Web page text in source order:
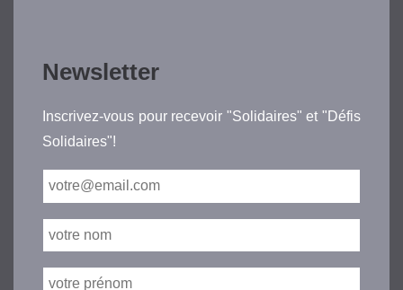
Newsletter
Inscrivez-vous pour recevoir "Solidaires" et "Défis
Solidaires"!